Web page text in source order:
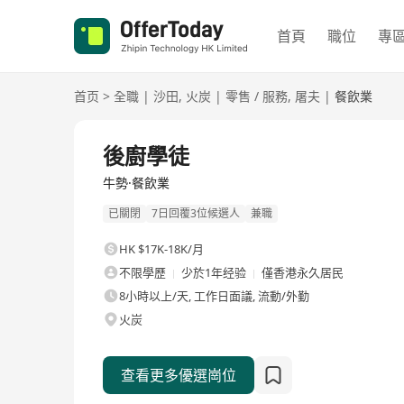
首頁 職位 專
首页 > 全職 | 沙田, 火炭 | 零售 / 服務, 屠夫 | 餐飲業
後廚學徒
牛勢·餐飲業
已關閉 7日回覆3位候選人 兼職
HK $17K-18K/月
不限學歷
少於1年经验
僅香港永久居民
8小時以上/天, 工作日面議, 流動/外勤
火炭
查看更多優選崗位